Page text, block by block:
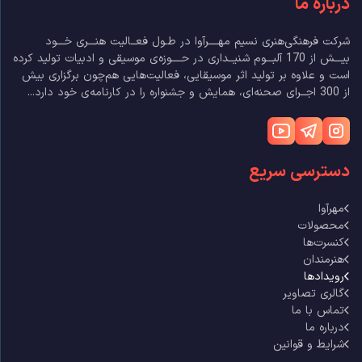
شرکت فرهنگی‌هنری نسیم مهــــرآوا در طـول فعــالیت هنـــری خـــود
بیـــش از 170 آلبـــوم شنیــداری در حــــوزه‌ی موسیقی و ادبیات تولید کرده
است و علاوه بر تولید اثر موسیقایی، فعالیت‌هایی هم‌چون برگزاری بیش
از 300 اجــرای صحنه‌ای، همایش و جشنواره را در کارنامه‌ی خود دارد...
دسترسی سریع
مهرآوا
محصولات
کنسرت‌ها
هنرمندان
رویدادها
گالری تصاویر
تماس با ما
درباره ما
شرایط و قوانین